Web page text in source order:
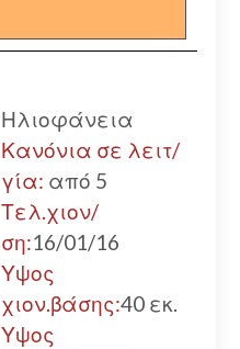
Ηλιοφάνεια
Κανόνια σε λειτ/
γία: από 5
Τελ.χιον/
ση:16/01/16
Υψος
χιον.βάσης:40 εκ.
Υψος